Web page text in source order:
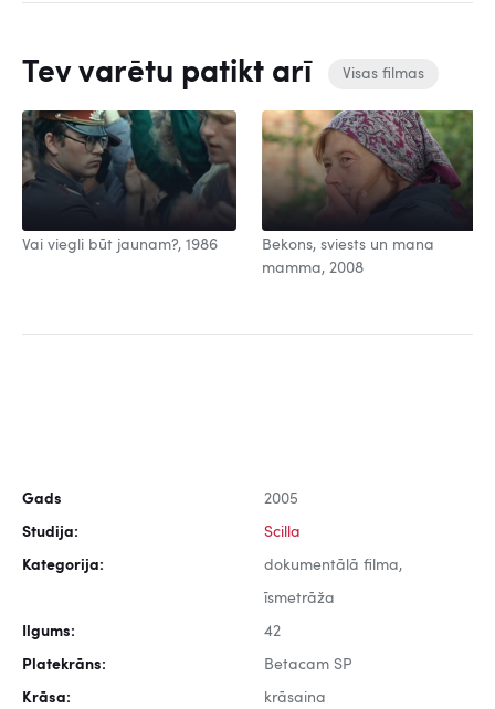
Tev varētu patikt arī Visas filmas
Vai viegli būt jaunam?, 1986
Bekons, sviests un mana
mamma, 2008
Gads 2005
Studija: Scilla
Kategorija: dokumentālā filma,
īsmetrāža
Ilgums: 42
Platekrāns: Betacam SP
Krāsa: krāsaina